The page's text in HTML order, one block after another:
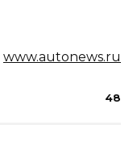
www.autonews.ru
48